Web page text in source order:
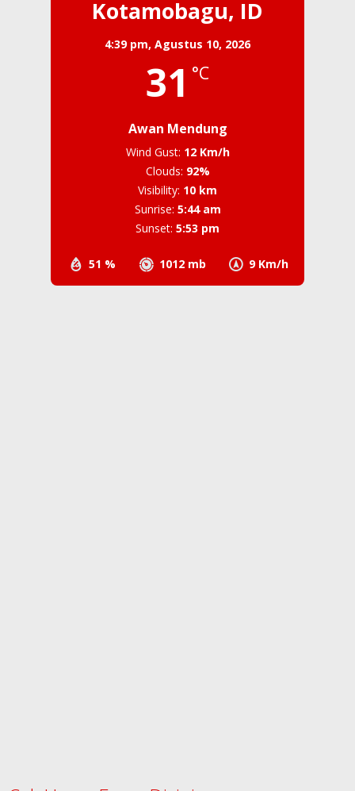
Kotamobagu, ID
4:39 pm, Agustus 10, 2026
31 °C
Awan Mendung
51 % 1012 mb 9 Km/h
Wind Gust: 12 Km/h
Clouds: 92%
Visibility: 10 km
Sunrise: 5:44 am
Sunset: 5:53 pm